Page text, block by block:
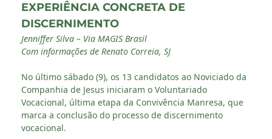
EXPERIÊNCIA CONCRETA DE
DISCERNIMENTO
Jenniffer Silva – Via MAGIS Brasil
Com informações de Renato Correia, SJ
No último sábado (9), os 13 candidatos ao Noviciado da
Companhia de Jesus iniciaram o Voluntariado
Vocacional, última etapa da Convivência Manresa, que
marca a conclusão do processo de discernimento
vocacional.